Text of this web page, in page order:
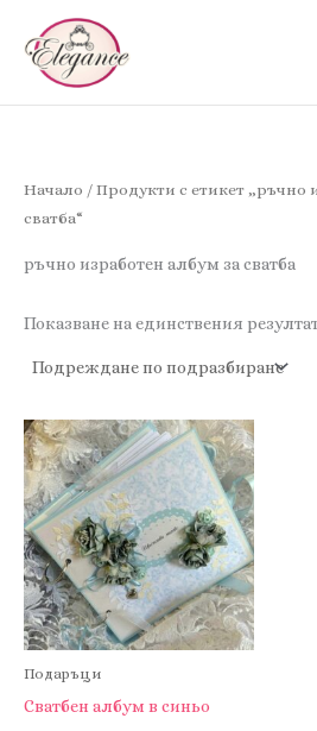
content
Начало / Продукти с етикет „ръчно
сватба“
ръчно изработен албум за сватба
Показване на единствения
Подаръци
Сватбен албум в синьо